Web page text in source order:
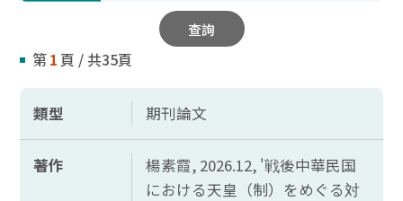
查詢
第1 頁 / 共35頁
類型 期刊論文
著作
楊素霞, 2026.12, '戦後中華民国
における天皇（制） をめぐる対